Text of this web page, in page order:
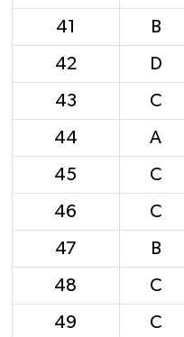
41 B
42 D
43 C
44 A
45 C
46 C
47 B
48 C
49 C